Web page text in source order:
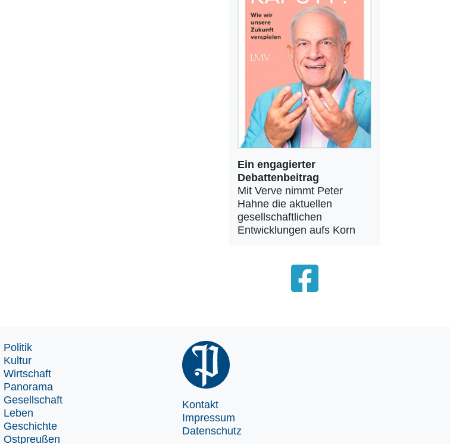
Ein engagierter
Debattenbeitrag
Mit Verve nimmt Peter
Hahne die aktuellen
gesellschaftlichen
Entwicklungen aufs Korn
Politik
Kultur
Wirtschaft
Panorama
Gesellschaft
Leben
Geschichte
Ostpreußen
Kontakt
Impressum
Datenschutz